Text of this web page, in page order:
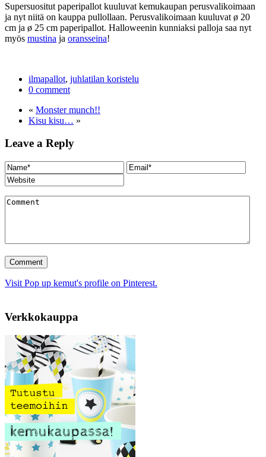
Supersuositut paperipallot kuuluvat kemukaupan perusvalikoimaan
ja nyt niitä on kauppa pullollaan. Perusvalikoimaan kuuluvat ø 20
cm ja ø 25 cm paperipallot. Halloweenin kunniaksi palloja saa nyt
myös mustina ja oransseina!
ilmapallot, juhlatilan koristelu
0 comment
« Monster munch!!
Kisu kisu… »
Leave a Reply
Visit Pop up kemut's profile on Pinterest.
Verkkokauppa